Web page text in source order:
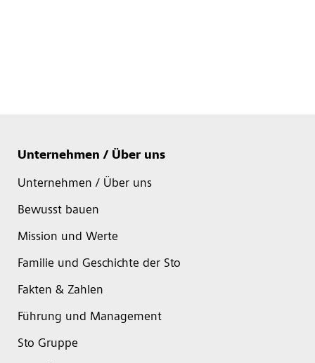
Unternehmen / Über uns
Unternehmen / Über uns
Bewusst bauen
Mission und Werte
Familie und Geschichte der Sto
Fakten & Zahlen
Führung und Management
Sto Gruppe